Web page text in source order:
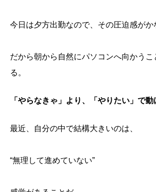
今日は夕方出勤なので、その圧迫感がか
だから朝から自然にパソコンへ向かうこ
る。
「やらなきゃ」より、「やりたい」で動
最近、自分の中で結構大きいのは、
“無理して進めていない”